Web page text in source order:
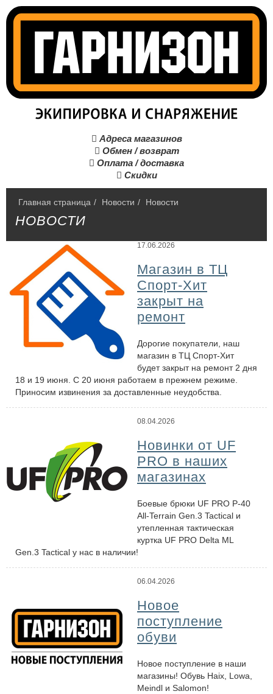
 Адреса магазинов
 Обмен / возврат
 Оплата / доставка
 Скидки
Главная страница / Hовости / Новости
НОВОСТИ
17.06.2026
Магазин в ТЦ
Спорт-Хит
закрыт на
ремонт
Дорогие покупатели, наш
магазин в ТЦ Спорт-Хит
будет закрыт на ремонт 2 дня
18 и 19 июня. С 20 июня работаем в прежнем режиме.
Приносим извинения за доставленные неудобства.
08.04.2026
Новинки от UF
PRO в наших
магазинах
Боевые брюки UF PRO P-40
All-Terrain Gen.3 Tactical и
утепленная тактическая
куртка UF PRO Delta ML
Gen.3 Tactical у нас в наличии!
06.04.2026
Новое
поступление
обуви
Новое поступление в наши
магазины! Обувь Haix, Lowa,
Meindl и Salomon!